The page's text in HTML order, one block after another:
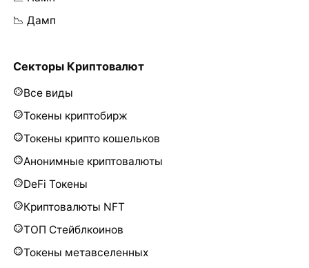
📉 Дамп
Секторы Криптовалют
Все виды
Токены криптобирж
Токены крипто кошельков
Анонимные криптовалюты
DeFi Токены
Криптовалюты NFT
ТОП Стейблкоинов
Токены метавселенных